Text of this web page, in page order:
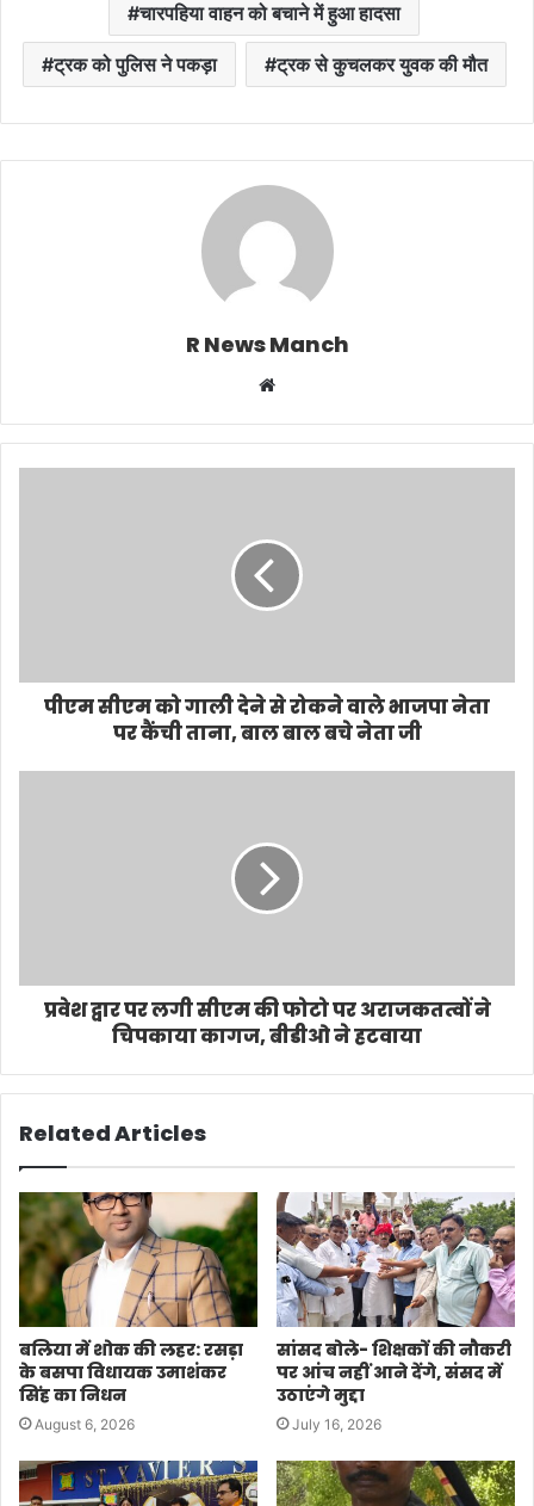
चारपहिया वाहन को बचाने में हुआ हादसा
ट्रक को पुलिस ने पकड़ा ट्रक से कुचलकर युवक की मौत
R News Manch
Website
पीएम सीएम को गाली देने से रोकने वाले भाजपा नेता
पर कैंची ताना, बाल बाल बचे नेता जी
प्रवेश द्वार पर लगी सीएम की फोटो पर अराजकतत्वों ने
चिपकाया कागज, बीडीओ ने हटवाया
Related Articles
बलिया में शोक की लहर: रसड़ा
के बसपा विधायक उमाशंकर
सिंह का निधन
August 6, 2026
सांसद बोले- शिक्षकों की नौकरी
पर आंच नहीं आने देंगे, संसद में
उठाएंगे मुद्दा
July 16, 2026